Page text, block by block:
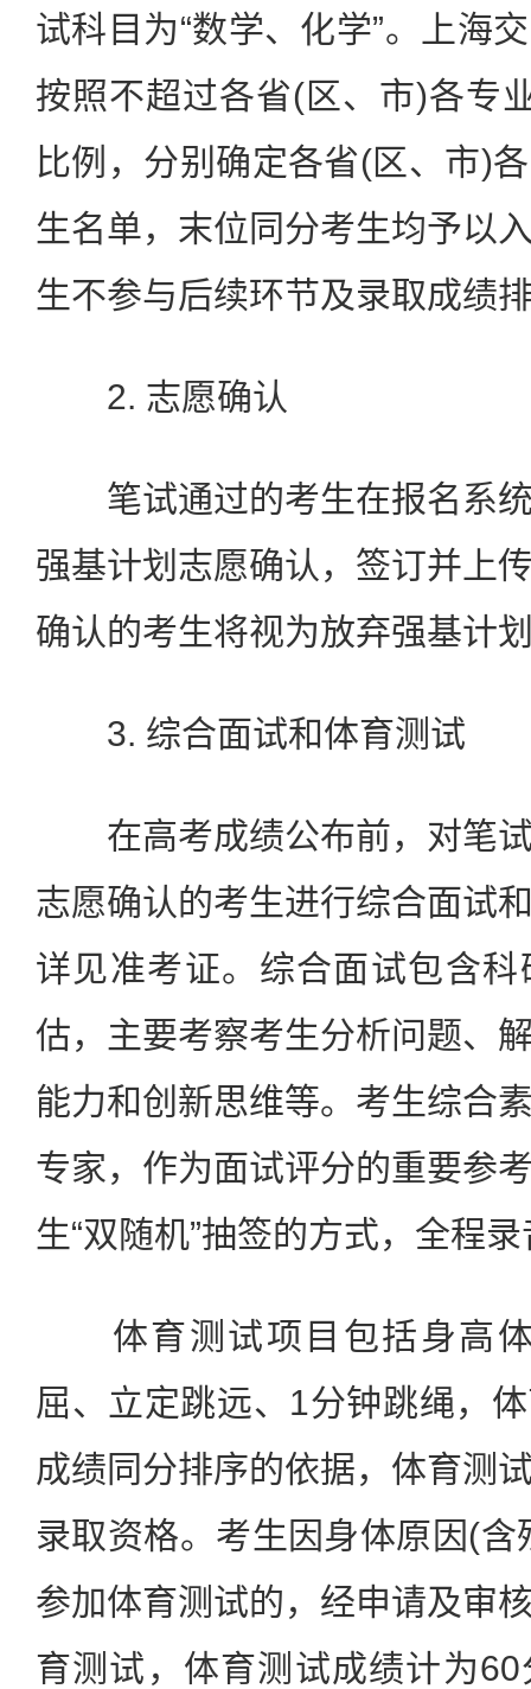
试科目为“数学、化学”。上海
按照不超过各省(区、市)各专
比例，分别确定各省(区、市)
生名单，末位同分考生均予以
生不参与后续环节及录取成绩
2. 志愿确认
笔试通过的考生在报名系统
强基计划志愿确认，签订并上
确认的考生将视为放弃强基计
3. 综合面试和体育测试
在高考成绩公布前，对笔试
志愿确认的考生进行综合面试
详见准考证。综合面试包含
估，主要考察考生分析问题、
能力和创新思维等。考生综合
专家，作为面试评分的重要参
生“双随机”抽签的方式，全程
体育测试项目包括身高体
屈、立定跳远、1分钟跳绳，
成绩同分排序的依据，体育测
录取资格。考生因身体原因(
参加体育测试的，经申请及审
育测试，体育测试成绩计为